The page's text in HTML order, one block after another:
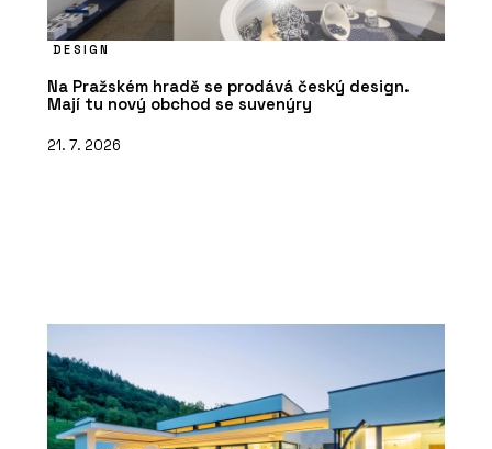
DESIGN
Na Pražském hradě se prodává český design.
Mají tu nový obchod se suvenýry
21. 7. 2026